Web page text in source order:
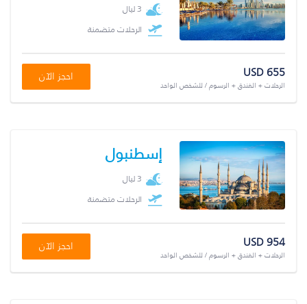
3 ليال
الرحلات متضمنة
USD 655
الرحلات + الفندق + الرسوم / للشخص الواحد
احجز الآن
إسطنبول
3 ليال
الرحلات متضمنة
USD 954
الرحلات + الفندق + الرسوم / للشخص الواحد
احجز الآن